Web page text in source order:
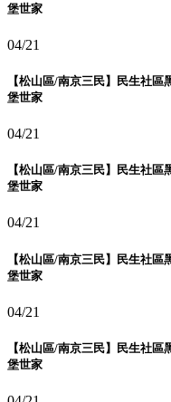
堡世家
04/21
【松山區/南京三民】民生社
堡世家
04/21
【松山區/南京三民】民生社
堡世家
04/21
【松山區/南京三民】民生社
堡世家
04/21
【松山區/南京三民】民生社
堡世家